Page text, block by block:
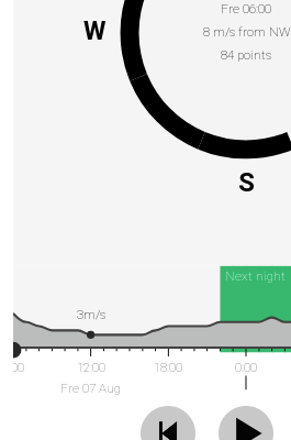
Fre 06:00
8 m/s from NW
84 points
S
W
Next night
6:00
12:00
Fre 07 Aug
18:00 0:00
3m/s